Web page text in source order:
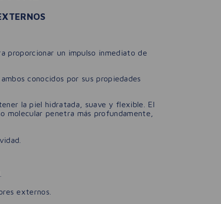
proporcionar un impulso inmediato de
conocidos por sus propiedades
la piel hidratada, suave y flexible. El
molecular penetra más profundamente,
externos.